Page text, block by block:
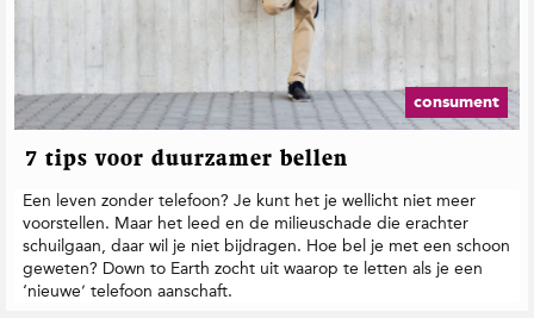
consument
7 tips voor duurzamer bellen
Een leven zonder telefoon? Je kunt het je wellicht niet meer
voorstellen. Maar het leed en de milieuschade die erachter
schuilgaan, daar wil je niet bijdragen. Hoe bel je met een schoon
geweten? Down to Earth zocht uit waarop te letten als je een
‘nieuwe’ telefoon aanschaft.